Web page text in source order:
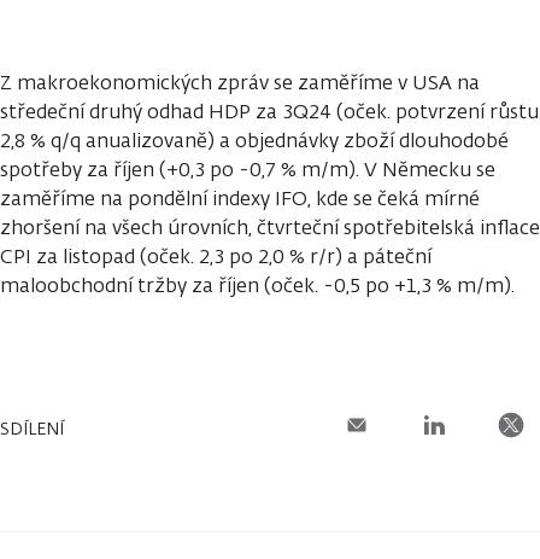
Z makroekonomických zpráv se zaměříme v USA na
středeční druhý odhad HDP za 3Q24 (oček. potvrzení růstu
2,8 % q/q anualizovaně) a objednávky zboží dlouhodobé
spotřeby za říjen (+0,3 po -0,7 % m/m). V Německu se
zaměříme na pondělní indexy IFO, kde se čeká mírné
zhoršení na všech úrovních, čtvrteční spotřebitelská inflace
CPI za listopad (oček. 2,3 po 2,0 % r/r) a páteční
maloobchodní tržby za říjen (oček. -0,5 po +1,3 % m/m).
SDÍLENÍ